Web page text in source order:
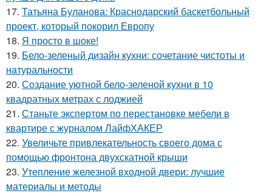
17. Татьяна Буланова: Краснодарский баскетбольный
проект, который покорил Европу
18. Я просто в шоке!
19. Бело-зеленый дизайн кухни: сочетание чистоты и
натуральности
20. Создание уютной бело-зеленой кухни в 10
квадратных метрах с лоджией
21. Станьте экспертом по перестановке мебели в
квартире с журналом ЛайфХАКЕР
22. Увеличьте привлекательность своего дома с
помощью фронтона двухскатной крыши
23. Утепление железной входной двери: лучшие
материалы и методы